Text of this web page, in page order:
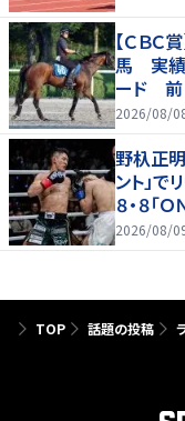
【ＣＢ
馬 実績
ード 前
2026/08/
野杁正明
ント」で
８・８「
2026/08/
TOP 話題の投稿